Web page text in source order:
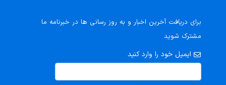
برای دریافت آخرین اخبار و به روز رسانی ها در خبرنامه ما
مشترک شوید
ایمیل خود را وارد کنید